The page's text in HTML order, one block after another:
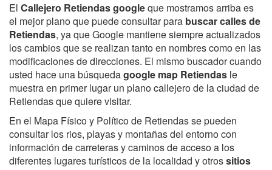
El Callejero Retiendas googleque mostramos arriba es
el mejor plano que puede consultar para buscar calles de
Retiendas, ya que Google mantiene siempre actualizados
los cambios que se realizan tanto en nombres como en las
modificaciones de direcciones. El mismo buscador cuando
usted hace una búsquedagoogle map Retiendas le
muestra en primer lugar un plano callejero de la ciudad de
Retiendas que quiere visitar.
En el Mapa Físico y Político de Retiendas se pueden
consultar los rios, playas y montañas del entorno con
información de carreteras y caminos de acceso a los
diferentes lugares turísticos de la localidad y otrossitios